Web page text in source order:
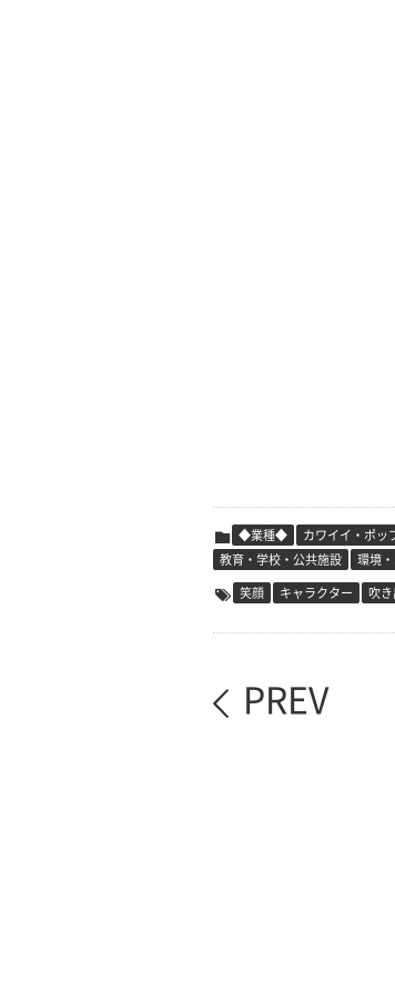
◆業種◆ カワイイ・ポッ
教育・学校・公共施設
環境
笑顔
キャラクター 吹
PREV